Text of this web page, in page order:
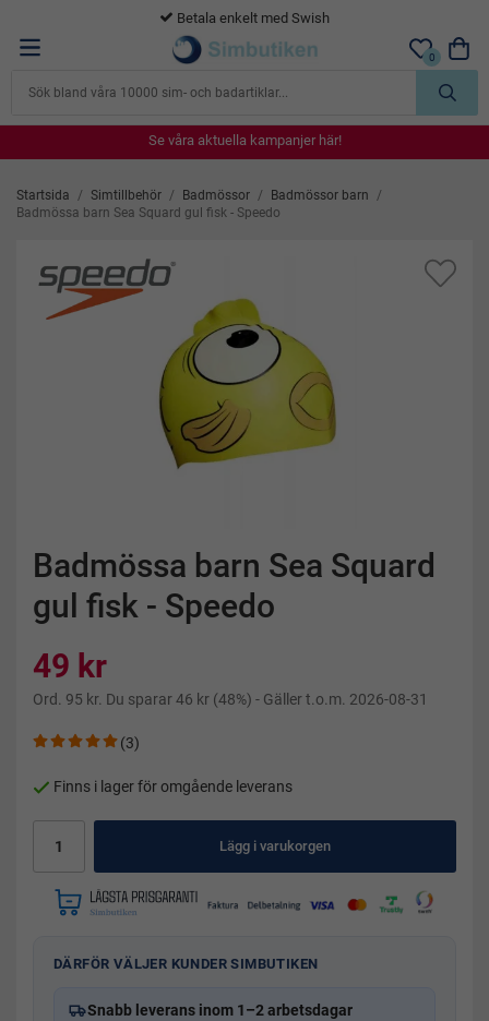
Betala enkelt med Swish
0
Se våra aktuella kampanjer här!
Se våra aktuella kampanjer här!
Se våra aktuella kampanjer här!
Se våra aktuella kampanjer här!
Startsida / Simtillbehör / Badmössor / Badmössor barn
/
Badmössa barn Sea Squard gul fisk - Speedo
Badmössa barn Sea Squard
gul fisk - Speedo
49 kr
Ord. 95 kr. Du sparar46 kr (48%) - Gäller t.o.m. 2026-08-31
(3)
Finns i lager för omgående leverans
Lägg i varukorgen
DÄRFÖR VÄLJER KUNDER SIMBUTIKEN
Snabb leverans inom 1–2 arbetsdagar